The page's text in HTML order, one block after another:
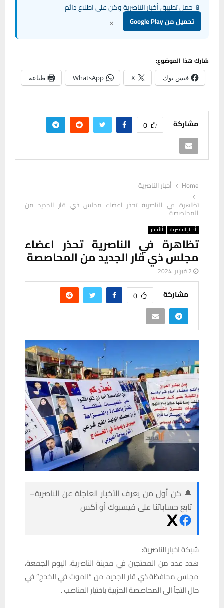
📱 حمل تطبيق أخبار الناصرية وكن على اطلاع دائم
تحميل من Google Play ×
شارك هذا الموضوع:
فيس بوك X
WhatsApp طباعة
مشاركة 0
Home
أخبار الناصرية
تظاهرة في الناصرية تحذر اعضاء مجلس ذي قار الجديد من
المحاصصة
أخبار الناصرية ألأخبار
تظاهرة في الناصرية تحذر اعضاء
مجلس ذي قار الجديد من المحاصصة
2 فبراير، 2024
مشاركة 0
🔔 كن أول من يعرف الأخبار العاجلة عن الناصرية–
تابع حساباتنا على فيسبوك أو أكس
شبكة اخبار الناصرية:
هدد عدد من المحتجين في مدينة الناصرية، اليوم الجمعة،
مجلس محافظة ذي قار الجديد، من “الموت في الخدج” في
حال التجأ الى المحاصصة الحزبية باختيار المناصب .